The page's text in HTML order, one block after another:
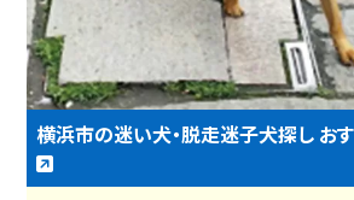
横浜市の迷い犬・脱走迷子犬探し お